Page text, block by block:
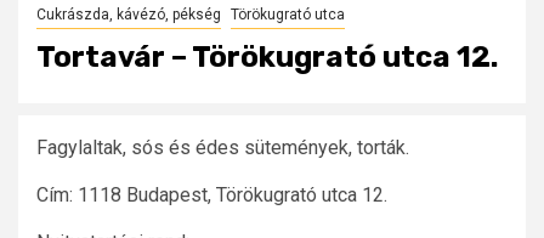
Cukrászda, kávézó, pékség Törökugrató utca
Tortavár – Törökugrató utca 12.
Fagylaltak, sós és édes sütemények, torták.
Cím: 1118 Budapest, Törökugrató utca 12.